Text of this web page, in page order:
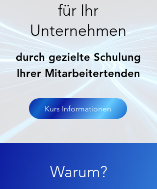
für Ihr
Unternehmen
durch gezielte Schulung
Ihrer Mitarbeitertenden
Kurs Informationen
Warum?